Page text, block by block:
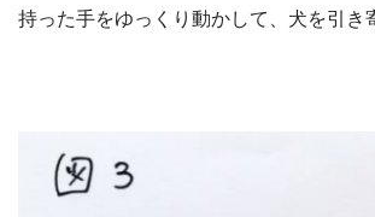
持った手をゆっくり動かして、犬を引き